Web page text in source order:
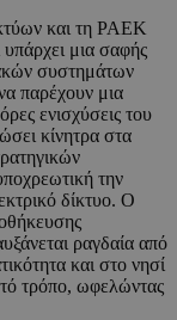
και τη ΡΑΕΚ
μια σαφής
συστημάτων
παρέχουν μια
ενισχύσεις του
κίνητρα στα
την
δίκτυο. Ο
ραγδαία από
και στο νησί
τρόπο, ωφελώντας